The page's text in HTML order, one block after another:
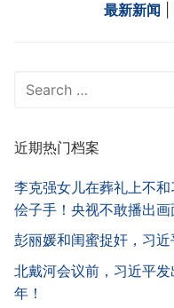
最新新闻
Search
近期热门档案
李克强女儿在葬礼上不
侩子手！央视不敢播出画
彭丽媛和闺蜜捉奸，习
北戴河会议前，习近平
年！